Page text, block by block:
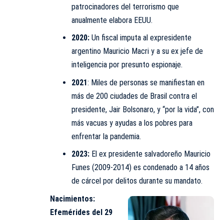
patrocinadores del terrorismo que
anualmente elabora EEUU.
2020:Un fiscal imputa al expresidente
argentino Mauricio Macri y a su ex jefe de
inteligencia por presunto espionaje.
2021: Miles de personas se manifiestan en
más de 200 ciudades de Brasil contra el
presidente, Jair Bolsonaro, y “por la vida”, con
más vacuas y ayudas a los pobres para
enfrentar la pandemia.
2023: El ex presidente salvadoreño Mauricio
Funes (2009-2014) es condenado a 14 años
de cárcel por delitos durante su mandato.
Nacimientos:
Efemérides del 29